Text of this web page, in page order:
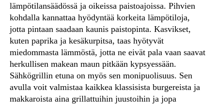
lämpötilansäädössä ja oikeissa paistoajoissa. Pihvien
kohdalla kannattaa hyödyntää korkeita lämpötiloja,
jotta pintaan saadaan kaunis paistopinta. Kasvikset,
kuten paprika ja kesäkurpitsa, taas hyötyvät
miedommasta lämmöstä, jotta ne eivät pala vaan saavat
herkullisen makean maun pitkään kypsyessään.
Sähkögrillin etuna on myös sen monipuolisuus. Sen
avulla voit valmistaa kaikkea klassisista burgereista ja
makkaroista aina grillattuihin juustoihin ja jopa